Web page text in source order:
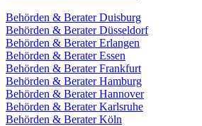
Behörden & Berater Duisburg
Behörden & Berater Düsseldorf
Behörden & Berater Erlangen
Behörden & Berater Essen
Behörden & Berater Frankfurt
Behörden & Berater Hamburg
Behörden & Berater Hannover
Behörden & Berater Karlsruhe
Behörden & Berater Köln